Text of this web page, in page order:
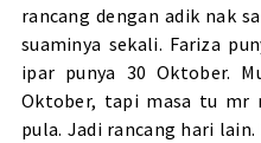
rancang dengan adik nak
suaminya sekali. Fariza
ipar punya 30 Oktober.
Oktober, tapi masa tu mr
pula. Jadi rancang hari